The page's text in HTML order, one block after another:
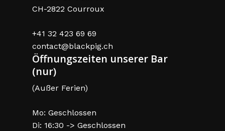
CH-2822 Courroux
+41 32 423 69 69
contact@blackpig.ch
Öffnungszeiten unserer Bar
(nur)
(Außer Ferien)
Mo: Geschlossen
Di: 16:30 -> Geschlossen